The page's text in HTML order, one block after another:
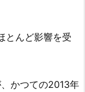
とんど影響を受
かつての2013年